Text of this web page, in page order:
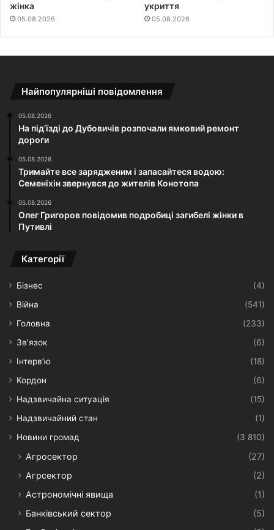
жінка
05.08.2026
укриття
05.08.2026
Найпопулярніші повідомлення
05.08.2026
На під’їзді до Дубовичів розпочали ямковий ремонт
дороги
05.08.2026
Тримайте все зарядженим і запасайтеся водою:
Семеніхін звернувся до жителів Конотопа
05.08.2026
Олег Григоров повідомив подробиці загибелі жінки в
Путивлі
Категорії
Бізнес
(4)
Війна
(541)
Головна
(233)
Зв'язок
(6)
Інтерв’ю
(18)
Кордон
(6)
Надзвичайна ситуація
(15)
Надзвичайний стан
(1)
Новини громад
(3 810)
Агросектор
(27)
Агрсектор
(2)
Астрономічні явища
(1)
Банківський сектор
(5)